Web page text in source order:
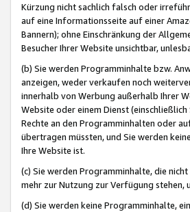
Kürzung nicht sachlich falsch oder
auf eine Informationsseite auf einer
Bannern); ohne Einschränkung der
Besucher Ihrer Website unsichtbar,
(b) Sie werden Programminhalte bzw.
anzeigen, weder verkaufen noch
innerhalb von Werbung außerhalb Ihrer
Website oder einem Dienst
Rechte an den Programminhalten oder
übertragen müssten, und Sie werden
Ihre Website ist.
(c) Sie werden Programminhalte, die
mehr zur Nutzung zur Verfügung
(d) Sie werden keine Programminhalte,